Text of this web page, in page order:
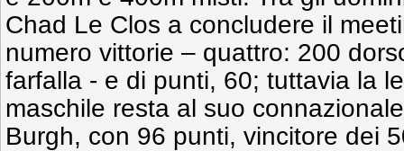
Chad Le Clos a concludere il
numero vittorie – quattro: 200
farfalla - e di punti, 60; tuttavia la
maschile resta al suo
Burgh, con 96 punti, vincitore dei